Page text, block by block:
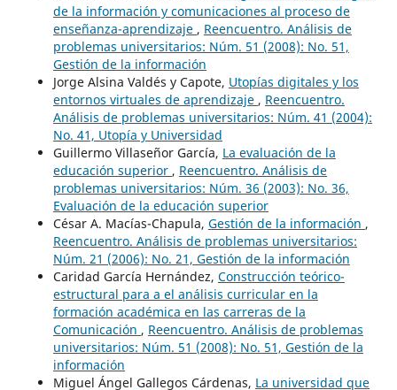
de la información y comunicaciones al proceso de
enseñanza-aprendizaje , Reencuentro. Análisis de
problemas universitarios: Núm. 51 (2008): No. 51,
Gestión de la información
Jorge Alsina Valdés y Capote, Utopías digitales y los
entornos virtuales de aprendizaje , Reencuentro.
Análisis de problemas universitarios: Núm. 41 (2004):
No. 41, Utopía y Universidad
Guillermo Villaseñor García, La evaluación de la
educación superior , Reencuentro. Análisis de
problemas universitarios: Núm. 36 (2003): No. 36,
Evaluación de la educación superior
César A. Macías-Chapula, Gestión de la información ,
Reencuentro. Análisis de problemas universitarios:
Núm. 21 (2006): No. 21, Gestión de la información
Caridad García Hernández, Construcción teórico-
estructural para a el análisis curricular en la
formación académica en las carreras de la
Comunicación , Reencuentro. Análisis de problemas
universitarios: Núm. 51 (2008): No. 51, Gestión de la
información
Miguel Ángel Gallegos Cárdenas, La universidad que